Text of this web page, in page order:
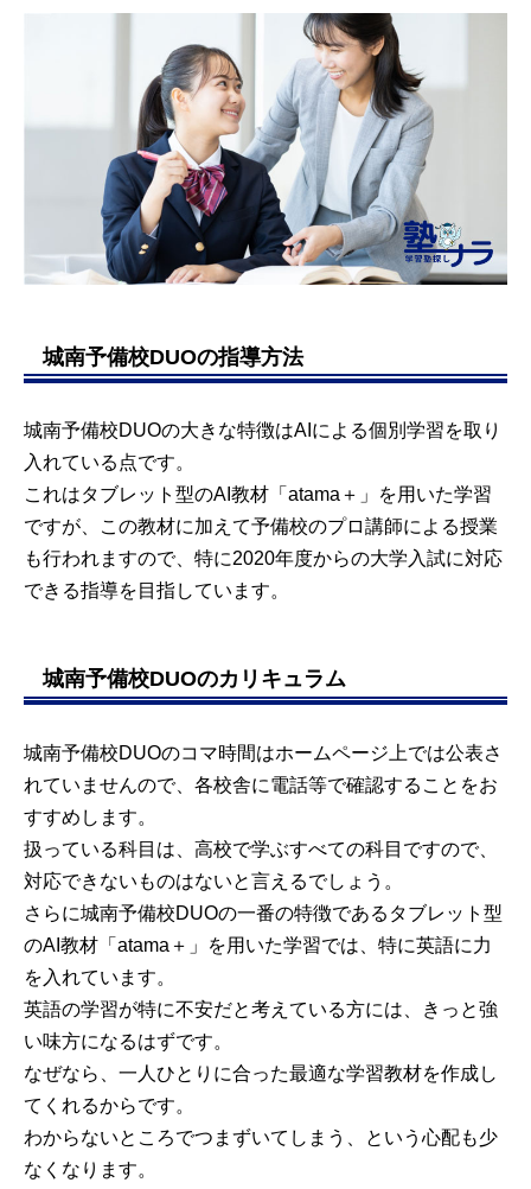
城南予備校DUOの指導方法
城南予備校DUOの大きな特徴はAIによる個別学習を取り
入れている点です。
これはタブレット型のAI教材「atama＋」を用いた学習
ですが、この教材に加えて予備校のプロ講師による授業
も行われますので、特に2020年度からの大学入試に対応
できる指導を目指しています。
城南予備校DUOのカリキュラム
城南予備校DUOのコマ時間はホームページ上では公表さ
れていませんので、各校舎に電話等で確認することをお
すすめします。
扱っている科目は、高校で学ぶすべての科目ですので、
対応できないものはないと言えるでしょう。
さらに城南予備校DUOの一番の特徴であるタブレット型
のAI教材「atama＋」を用いた学習では、特に英語に力
を入れています。
英語の学習が特に不安だと考えている方には、きっと強
い味方になるはずです。
なぜなら、一人ひとりに合った最適な学習教材を作成し
てくれるからです。
わからないところでつまずいてしまう、という心配も少
なくなります。